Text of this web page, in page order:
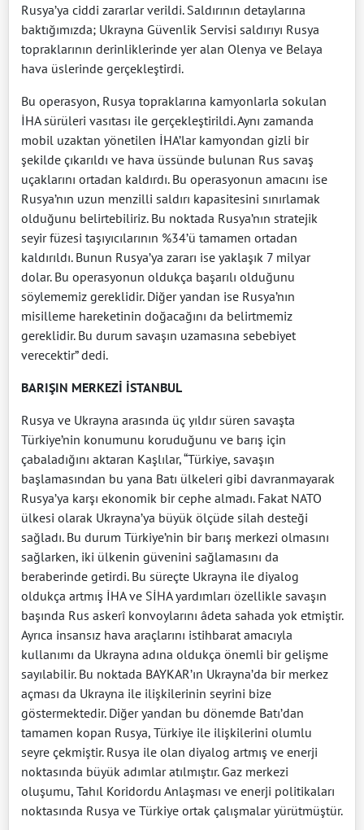
Rusya’ya ciddi zararlar verildi. Saldırının detaylarına
baktığımızda; Ukrayna Güvenlik Servisi saldırıyı Rusya
topraklarının derinliklerinde yer alan Olenya ve Belaya
hava üslerinde gerçekleştirdi.
Bu operasyon, Rusya topraklarına kamyonlarla sokulan
İHA sürüleri vasıtası ile gerçekleştirildi. Aynı zamanda
mobil uzaktan yönetilen İHA’lar kamyondan gizli bir
şekilde çıkarıldı ve hava üssünde bulunan Rus savaş
uçaklarını ortadan kaldırdı. Bu operasyonun amacını ise
Rusya’nın uzun menzilli saldırı kapasitesini sınırlamak
olduğunu belirtebiliriz. Bu noktada Rusya’nın stratejik
seyir füzesi taşıyıcılarının %34’ü tamamen ortadan
kaldırıldı. Bunun Rusya’ya zararı ise yaklaşık 7 milyar
dolar. Bu operasyonun oldukça başarılı olduğunu
söylememiz gereklidir. Diğer yandan ise Rusya’nın
misilleme hareketinin doğacağını da belirtmemiz
gereklidir. Bu durum savaşın uzamasına sebebiyet
verecektir” dedi.
BARIŞIN MERKEZİ İSTANBUL
Rusya ve Ukrayna arasında üç yıldır süren savaşta
Türkiye’nin konumunu koruduğunu ve barış için
çabaladığını aktaran Kaşlılar, “Türkiye, savaşın
başlamasından bu yana Batı ülkeleri gibi davranmayarak
Rusya’ya karşı ekonomik bir cephe almadı. Fakat NATO
ülkesi olarak Ukrayna’ya büyük ölçüde silah desteği
sağladı. Bu durum Türkiye’nin bir barış merkezi olmasını
sağlarken, iki ülkenin güvenini sağlamasını da
beraberinde getirdi. Bu süreçte Ukrayna ile diyalog
oldukça artmış İHA ve SİHA yardımları özellikle savaşın
başında Rus askerî konvoylarını âdeta sahada yok etmiştir.
Ayrıca insansız hava araçlarını istihbarat amacıyla
kullanımı da Ukrayna adına oldukça önemli bir gelişme
sayılabilir. Bu noktada BAYKAR’ın Ukrayna’da bir merkez
açması da Ukrayna ile ilişkilerinin seyrini bize
göstermektedir. Diğer yandan bu dönemde Batı’dan
tamamen kopan Rusya, Türkiye ile ilişkilerini olumlu
seyre çekmiştir. Rusya ile olan diyalog artmış ve enerji
noktasında büyük adımlar atılmıştır. Gaz merkezi
oluşumu, Tahıl Koridordu Anlaşması ve enerji politikaları
noktasında Rusya ve Türkiye ortak çalışmalar yürütmüştür.